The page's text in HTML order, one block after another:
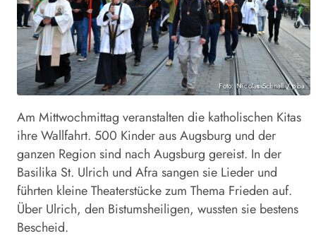
Foto: Nicolas Schnall / pba
Am Mittwochmittag veranstalten die katholischen Kitas
ihre Wallfahrt. 500 Kinder aus Augsburg und der
ganzen Region sind nach Augsburg gereist. In der
Basilika St. Ulrich und Afra sangen sie Lieder und
führten kleine Theaterstücke zum Thema Frieden auf.
Über Ulrich, den Bistumsheiligen, wussten sie bestens
Bescheid.